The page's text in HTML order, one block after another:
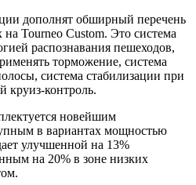
дополнят обширный перечень
Tourneo Custom. Это система
распознавания пешеходов,
торможение, система
система стабилизации при
круиз-контроль.
новейшим
в вариантах мощностью
улучшенной на 13%
на 20% в зоне низких